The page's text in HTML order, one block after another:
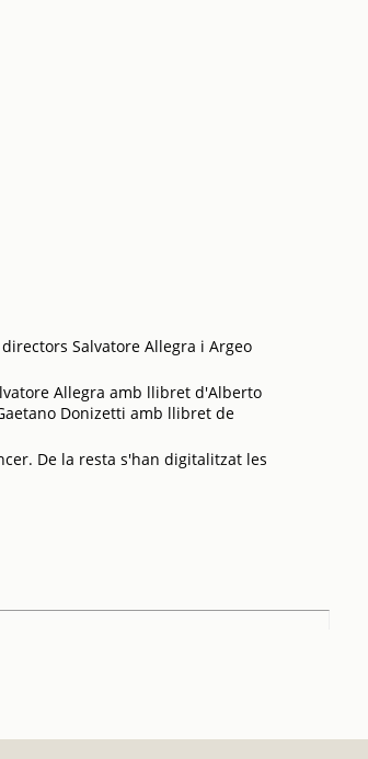
Salvatore Allegra i Argeo
Allegra amb llibret d'Alberto
Donizetti amb llibret de
De la resta s'han digitalitzat les